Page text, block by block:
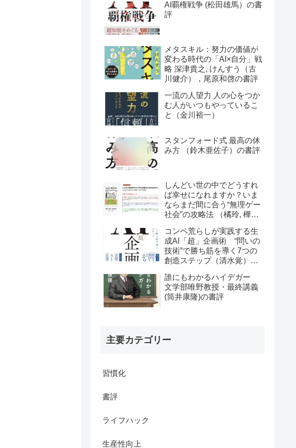
AI覇権戦争 (松田雄馬）の書
評
メタスキル：努力の価値が
変わる時代の「AI×自分」戦
略 深津貴之, けんすう（古
川健介），尾原和啓の書評
一流の人望力 人の心をつか
む人がいつもやっているこ
と（金川裕一）
スタンフォード式 最高の休
み方 （鈴木亜佐子）の書評
しんどい世の中でどうすれ
ば幸せになれますか？いま
ならまだ間に合う“無理ゲー
社会”の攻略法 （橘玲, 樺山
コンペ荒らしが実践する生
成AI「超」企画術 “問いの
技術”で勝ち筋を導く7つの
創造ステップ（清水覚）の
誰にもわかるハイデガー
文学部唯野教授・最終講義
(筒井康隆)の書評
主要カテゴリー
習慣化
書評
ライフハック
生産性向上